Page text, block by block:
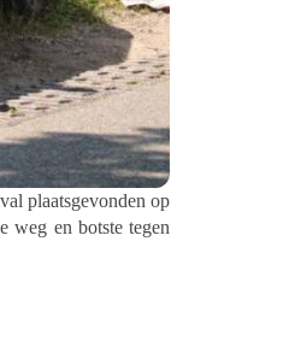
plaatsgevonden op
weg en botste tegen